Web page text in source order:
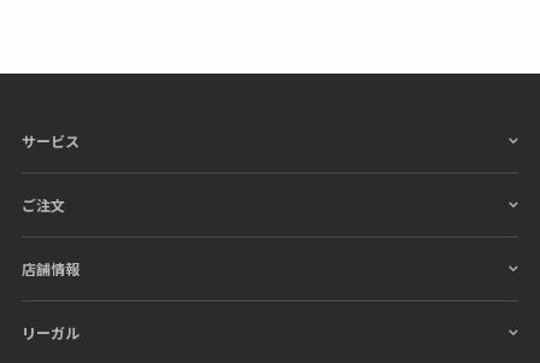
サービス
ご注文
店舗情報
リーガル